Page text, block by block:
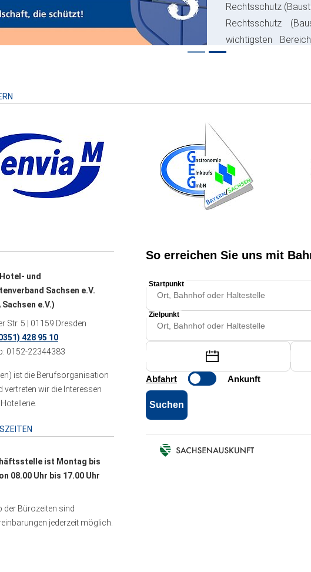
Rechtsschutz
Rechtsschutz
wichtigsten
Risikos ab und
Hotel- und
Sachsen e.V.
Sachsen e.V.)
Str. 5 | 01159 Dresden
428 95 10
0152-22344383
ist die Berufsorganisation
wir die Interessen
ist Montag bis
08.00 Uhr bis 17.00 Uhr
der Bürozeiten sind
jederzeit möglich.